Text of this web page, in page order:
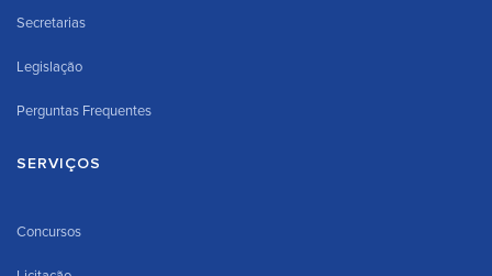
Secretarias
Legislação
Perguntas Frequentes
SERVIÇOS
Concursos